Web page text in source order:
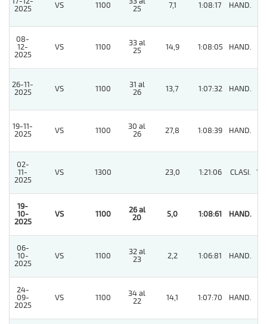
2025
VS 1100
25
7,1 1:08:17 HAND.
08-
12-
2025
VS 1100
33 al
25
14,9 1:08:05 HAND.
26-11-
2025
VS 1100
31 al
26
13,7 1:07:32 HAND.
19-11-
2025
VS 1100
30 al
26
27,8 1:08:39 HAND.
02-
11-
2025
VS 1300 23,0 1:21:06 CLASI. 10
19-
10-
2025
VS 1100
26 al
20
5,0 1:08:61 HAND.
06-
10-
2025
VS 1100
32 al
23
2,2 1:06:81 HAND.
24-
09-
2025
VS 1100
34 al
22
14,1 1:07:70 HAND.